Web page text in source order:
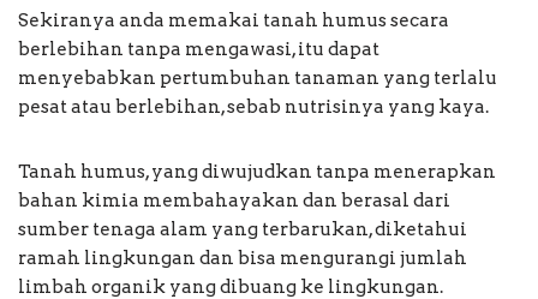
Sekiranya anda memakai tanah humus secara
berlebihan tanpa mengawasi, itu dapat
menyebabkan pertumbuhan tanaman yang terlalu
pesat atau berlebihan, sebab nutrisinya yang kaya.
Tanah humus, yang diwujudkan tanpa menerapkan
bahan kimia membahayakan dan berasal dari
sumber tenaga alam yang terbarukan, diketahui
ramah lingkungan dan bisa mengurangi jumlah
limbah organik yang dibuang ke lingkungan.